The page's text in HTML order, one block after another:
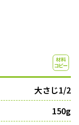
大さじ1/2
150g